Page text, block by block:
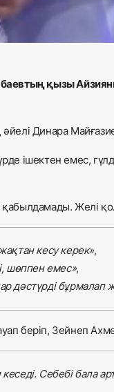
қызы
Динара
ішектен емес,
қабылдамады. Желі
кесу керек»,
шөппен емес»,
дәстүрді бұрмалап
беріп, Зейнеп
Себебі бала